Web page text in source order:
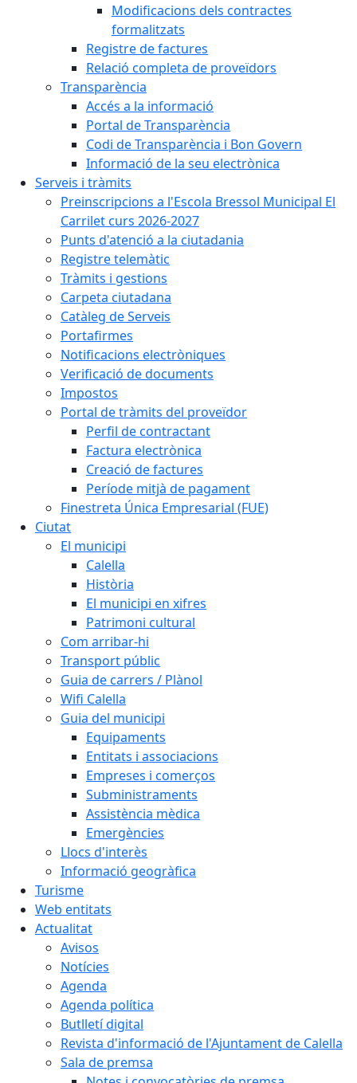
Modificacions dels contractes
formalitzats
Registre de factures
Relació completa de proveïdors
Transparència
Accés a la informació
Portal de Transparència
Codi de Transparència i Bon Govern
Informació de la seu electrònica
Serveis i tràmits
Preinscripcions a l'Escola Bressol Municipal El
Carrilet curs 2026-2027
Punts d'atenció a la ciutadania
Registre telemàtic
Tràmits i gestions
Carpeta ciutadana
Catàleg de Serveis
Portafirmes
Notificacions electròniques
Verificació de documents
Impostos
Portal de tràmits del proveïdor
Perfil de contractant
Factura electrònica
Creació de factures
Període mitjà de pagament
Finestreta Única Empresarial (FUE)
Ciutat
El municipi
Calella
Història
El municipi en xifres
Patrimoni cultural
Com arribar-hi
Transport públic
Guia de carrers / Plànol
Wifi Calella
Guia del municipi
Equipaments
Entitats i associacions
Empreses i comerços
Subministraments
Assistència mèdica
Emergències
Llocs d'interès
Informació geogràfica
Turisme
Web entitats
Actualitat
Avisos
Notícies
Agenda
Agenda política
Butlletí digital
Revista d'informació de l'Ajuntament de Calella
Sala de premsa